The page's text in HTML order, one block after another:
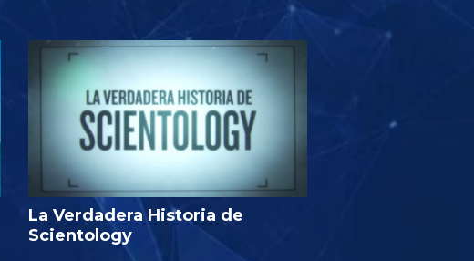
La Verdadera Historia de
Scientology